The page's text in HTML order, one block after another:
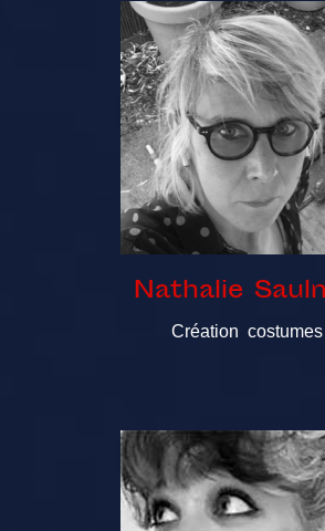
Nathalie
Création costumes